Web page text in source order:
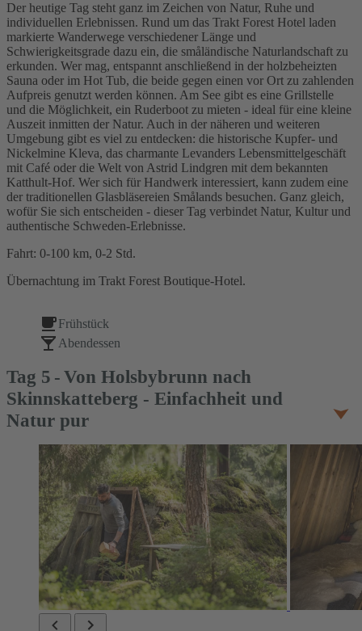
Der heutige Tag steht ganz im Zeichen von Natur, Ruhe und
individuellen Erlebnissen. Rund um das Trakt Forest Hotel laden
markierte Wanderwege verschiedener Länge und
Schwierigkeitsgrade dazu ein, die småländische Naturlandschaft zu
erkunden. Wer mag, entspannt anschließend in der holzbeheizten
Sauna oder im Hot Tub, die beide gegen einen vor Ort zu zahlenden
Aufpreis genutzt werden können. Am See gibt es eine Grillstelle
und die Möglichkeit, ein Ruderboot zu mieten - ideal für eine kleine
Auszeit inmitten der Natur. Auch in der näheren und weiteren
Umgebung gibt es viel zu entdecken: die historische Kupfer- und
Nickelmine Kleva, das charmante Levanders Lebensmittelgeschäft
mit Café oder die Welt von Astrid Lindgren mit dem bekannten
Katthult-Hof. Wer sich für Handwerk interessiert, kann zudem eine
der traditionellen Glasbläsereien Smålands besuchen. Ganz gleich,
wofür Sie sich entscheiden - dieser Tag verbindet Natur, Kultur und
authentische Schweden-Erlebnisse.
Fahrt: 0-100 km, 0-2 Std.
Übernachtung im Trakt Forest Boutique-Hotel.
Frühstück
Abendessen
Tag 5
Von Holsbybrunn nach
Skinnskatteberg - Einfachheit und
Natur pur